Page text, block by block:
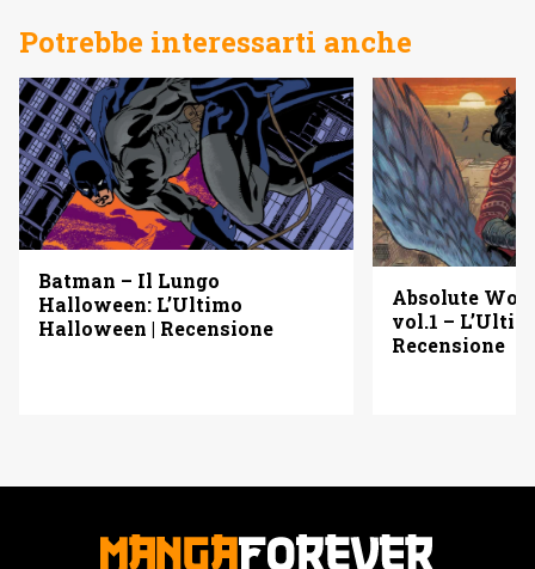
Potrebbe interessarti anche
Batman – Il Lungo
Halloween: L’Ultimo
Halloween | Recensione
Absolute
vol.1 –
Recensione